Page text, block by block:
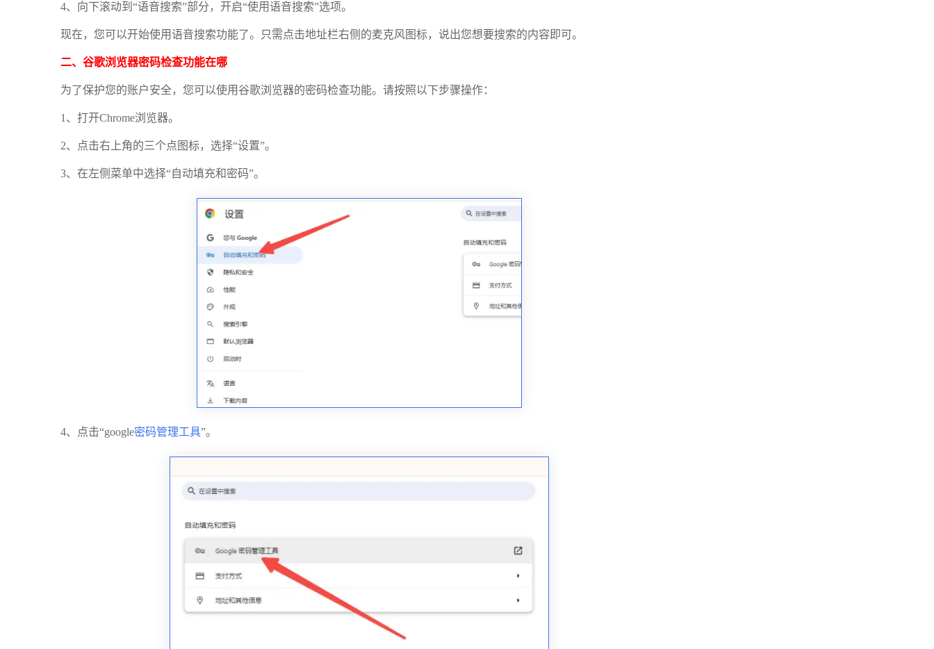
4、向下滚动到“语音搜索”部分，开启“使用语音搜索”选项。
现在，您可以开始使用语音搜索功能了。只需点击地址栏右侧的麦克风图标，说出您想要搜索的内容即可。
二、谷歌浏览器密码检查功能在哪
为了保护您的账户安全，您可以使用谷歌浏览器的密码检查功能。请按照以下步骤操作：
1、打开Chrome浏览器。
2、点击右上角的三个点图标，选择“设置”。
3、在左侧菜单中选择“自动填充和密码”。
4、点击“google密码管理工具”。